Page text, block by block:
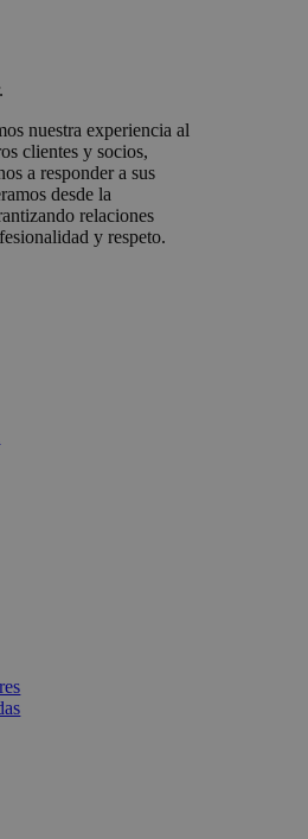
nuestra experiencia al
clientes y socios,
a responder a sus
desde la
relaciones
y respeto.